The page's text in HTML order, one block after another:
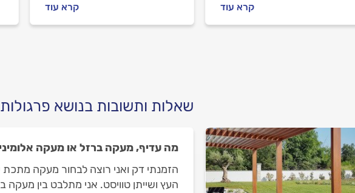
כולל, איך מתנהלים מול מתקין
הדקים וכמה עולה חידוש דק?
קרא עוד
העבודה וכיצד לבחור מתקין
דקים מקצועי שילווה אתכם
קרא עוד
שאלות ותשובות בנושא פרגולות
מה עדיף, מעקה ברזל או מעקה
הזמנתי דק ואני רוצה לבחור מעקה
העץ ושייתן טוויסט. אני מתלבט בין מעקה